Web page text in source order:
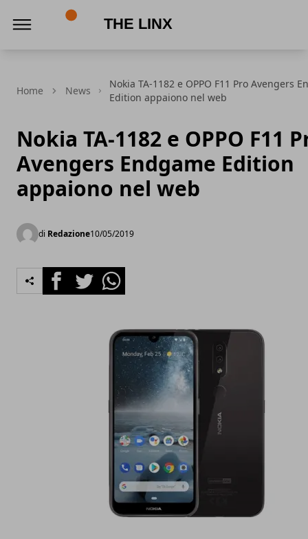
Home News
Nokia TA-1182 e OPPO F11 Pro Avengers
Edition appaiono nel web
Nokia TA-1182 e OPPO F11
Avengers Endgame Edition
appaiono nel web
di Redazione10/05/2019
FacebookTwitterWhatsapp